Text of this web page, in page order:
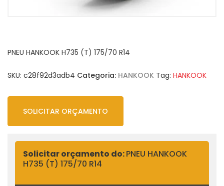
PNEU HANKOOK H735 (T) 175/70 R14
SKU: c28f92d3adb4 Categoria: HANKOOK Tag: HANKOOK
SOLICITAR ORÇAMENTO
Solicitar orçamento do:PNEU HANKOOK
H735 (T) 175/70 R14